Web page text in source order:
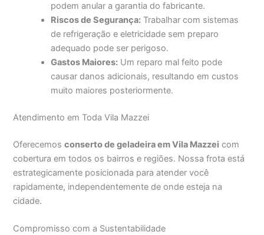
podem anular a garantia do fabricante.
Riscos de Segurança: Trabalhar com sistemas
de refrigeração e eletricidade sem preparo
adequado pode ser perigoso.
Gastos Maiores: Um reparo mal feito pode
causar danos adicionais, resultando em custos
muito maiores posteriormente.
Atendimento em Toda Vila Mazzei
Oferecemosconserto de geladeira em Vila Mazzei com
cobertura em todos os bairros e regiões. Nossa frota está
estrategicamente posicionada para atender você
rapidamente, independentemente de onde esteja na
cidade.
Compromisso com a Sustentabilidade